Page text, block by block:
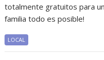
totalmente gratuitos para
familia todo es posible!
LOCAL